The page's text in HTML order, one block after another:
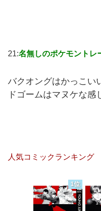
21:名無しのポケモントレ
バクオングはかっこい
ドゴームはマヌケな感
人気コミックランキング
1位